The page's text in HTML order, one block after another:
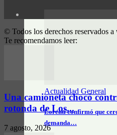
Actualidad General
Lorenti confirmó que
demanda…
© Todos los derechos reservados
Te recomendamos leer:
Una camioneta chocó
rotonda de Los...
7 agosto, 2026